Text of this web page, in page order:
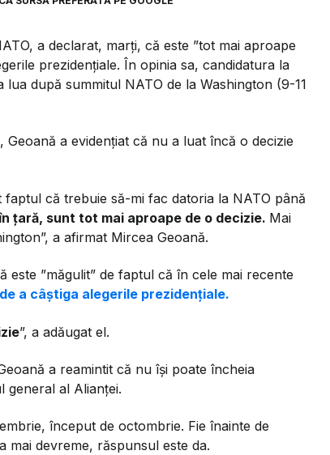
a declarat, marți, că este ”tot mai aproape
prezidențiale. În opinia sa, candidatura la
lua după summitul NATO de la Washington (9-11
, Geoană a evidențiat că nu a luat încă o decizie
că trebuie să-mi fac datoria la NATO până
țară, sunt tot mai aproape de o decizie. Mai
a afirmat Mircea Geoană.
”măgulit” de faptul că în cele mai recente
a câștiga alegerile prezidențiale.
”, a adăugat el.
a reamintit că nu își poate încheia
general al Alianței.
început de octombrie. Fie înainte de
mai devreme, răspunsul este da.